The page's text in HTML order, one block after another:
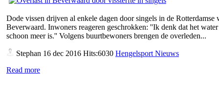
Dode vissen drijven al enkele dagen door singels in de Rotterdamse
Beverwaard. Inwoners reageren geschrokken: ''Ik denk dat het
schoon meer is.'' Volgens buurtbewoners brengen de overleden...
Stephan 16 dec 2016 Hits:6030 Hengelsport Nieuws
Read more